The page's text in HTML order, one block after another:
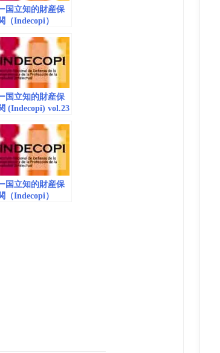
国立知的財産保
（Indecopi）
）
国立知的財産保
(Indecopi) vol.23
国立知的財産保
（Indecopi）